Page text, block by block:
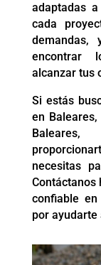
adaptadas
cada
demandas,
encontrar
alcanzar tus
Si estás
en
necesitas
Contáctanos
confiable en
por ayudarte